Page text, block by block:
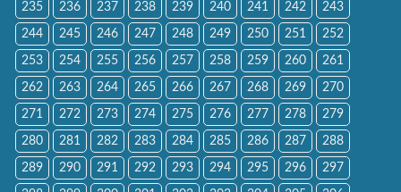
235 236 237 238 239 240 241 242 243
244 245 246 247 248 249 250 251 252
253 254 255 256 257 258 259 260 261
262 263 264 265 266 267 268 269 270
271 272 273 274 275 276 277 278 279
280 281 282 283 284 285 286 287 288
289 290 291 292 293 294 295 296 297